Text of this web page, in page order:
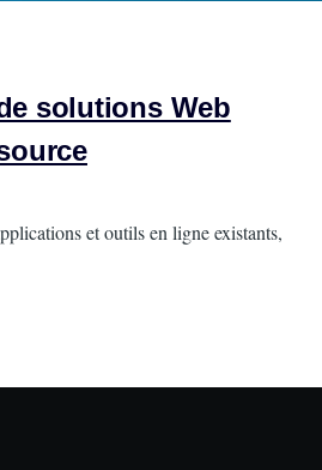
solutions Web
et outils en ligne existants,